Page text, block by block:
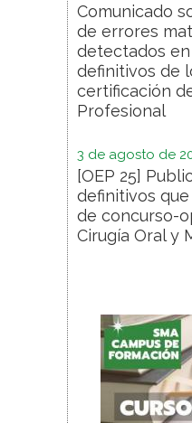
Comunicado
de errores
detectados
definitivos de
certificación
Profesional
3 de agosto de
[OEP 25]
definitivos
de concurso-
Cirugía Oral y